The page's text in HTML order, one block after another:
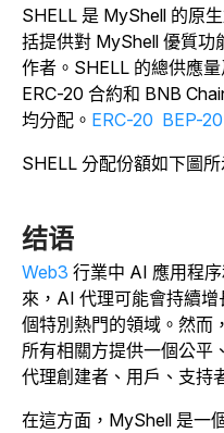
SHELL 是 MyShell 的原
括提供對 MyShell 優質功
作者。SHELL 的總供應量
ERC-20 合約和 BNB
均分配。 ERC-20 BEP-20
SHELL 分配份額如下圖所
结语
Web3 行業中 AI 應用程
來，AI 代理可能會持續
個特別熱門的領域。然而
所有相關方提供一個公平
代理創建者、用戶、支持
在這方面，MyShell 是一